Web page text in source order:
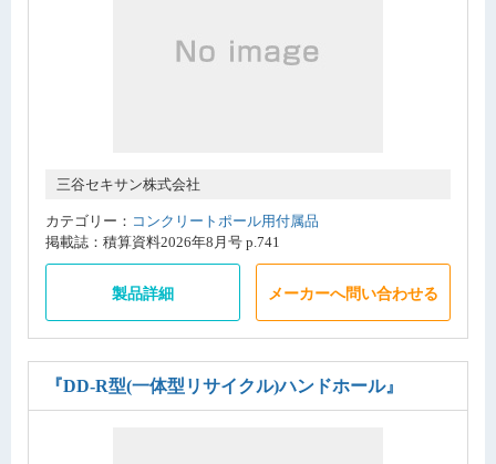
三谷セキサン株式会社
カテゴリー： コンクリートポール用付属品
掲載誌：積算資料2026年8月号 p.741
製品詳細 メーカーへ問い合わせる
『DD-R型(一体型リサイクル)ハンドホール』